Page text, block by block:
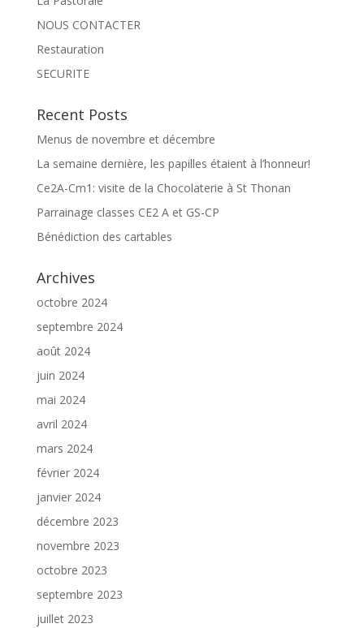
NOUS CONTACTER
Restauration
SECURITE
Recent Posts
Menus de novembre et décembre
La semaine dernière, les papilles étaient à l’honneur!
Ce2A-Cm1: visite de la Chocolaterie à St Thonan
Parrainage classes CE2 A et GS-CP
Bénédiction des cartables
Archives
octobre 2024
septembre 2024
août 2024
juin 2024
mai 2024
avril 2024
mars 2024
février 2024
janvier 2024
décembre 2023
novembre 2023
octobre 2023
septembre 2023
juillet 2023